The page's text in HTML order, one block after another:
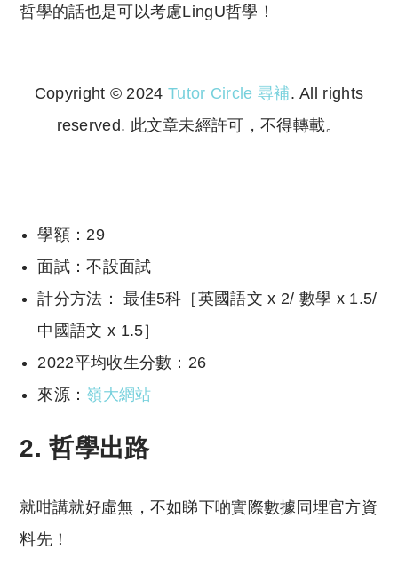
哲學的話也是可以考慮LingU哲學！
Copyright © 2024 Tutor Circle 尋補. All rights
reserved. 此文章未經許可，不得轉載。
學額：29
面試：不設面試
計分方法： 最佳5科［英國語文 x 2/ 數學 x 1.5/
中國語文 x 1.5］
2022平均收生分數：26
來源：嶺大網站
2. 哲學出路
就咁講就好虛無，不如睇下啲實際數據同埋官方資
料先！